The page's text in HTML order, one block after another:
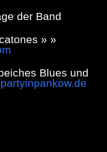
der Band
» »
Blues und